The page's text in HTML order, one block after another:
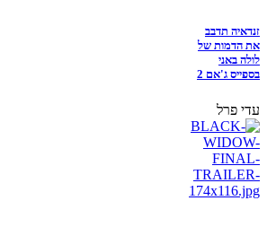
זנדאיה תדבב
את הדמות של
לולה באני
בספייס ג'אם 2
עדי פרל